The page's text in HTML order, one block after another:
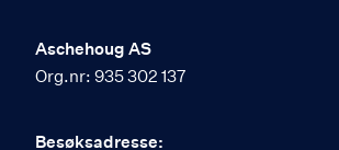
Aschehoug AS
Org.nr: 935 302 137
Besøksadresse: